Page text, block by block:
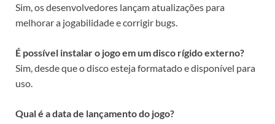
Sim, os desenvolvedores lançam atualizações para
melhorar a jogabilidade e corrigir bugs.
É possível instalar o jogo em um disco rígido externo?
Sim, desde que o disco esteja formatado e disponível para
uso.
Qual é a data de lançamento do jogo?